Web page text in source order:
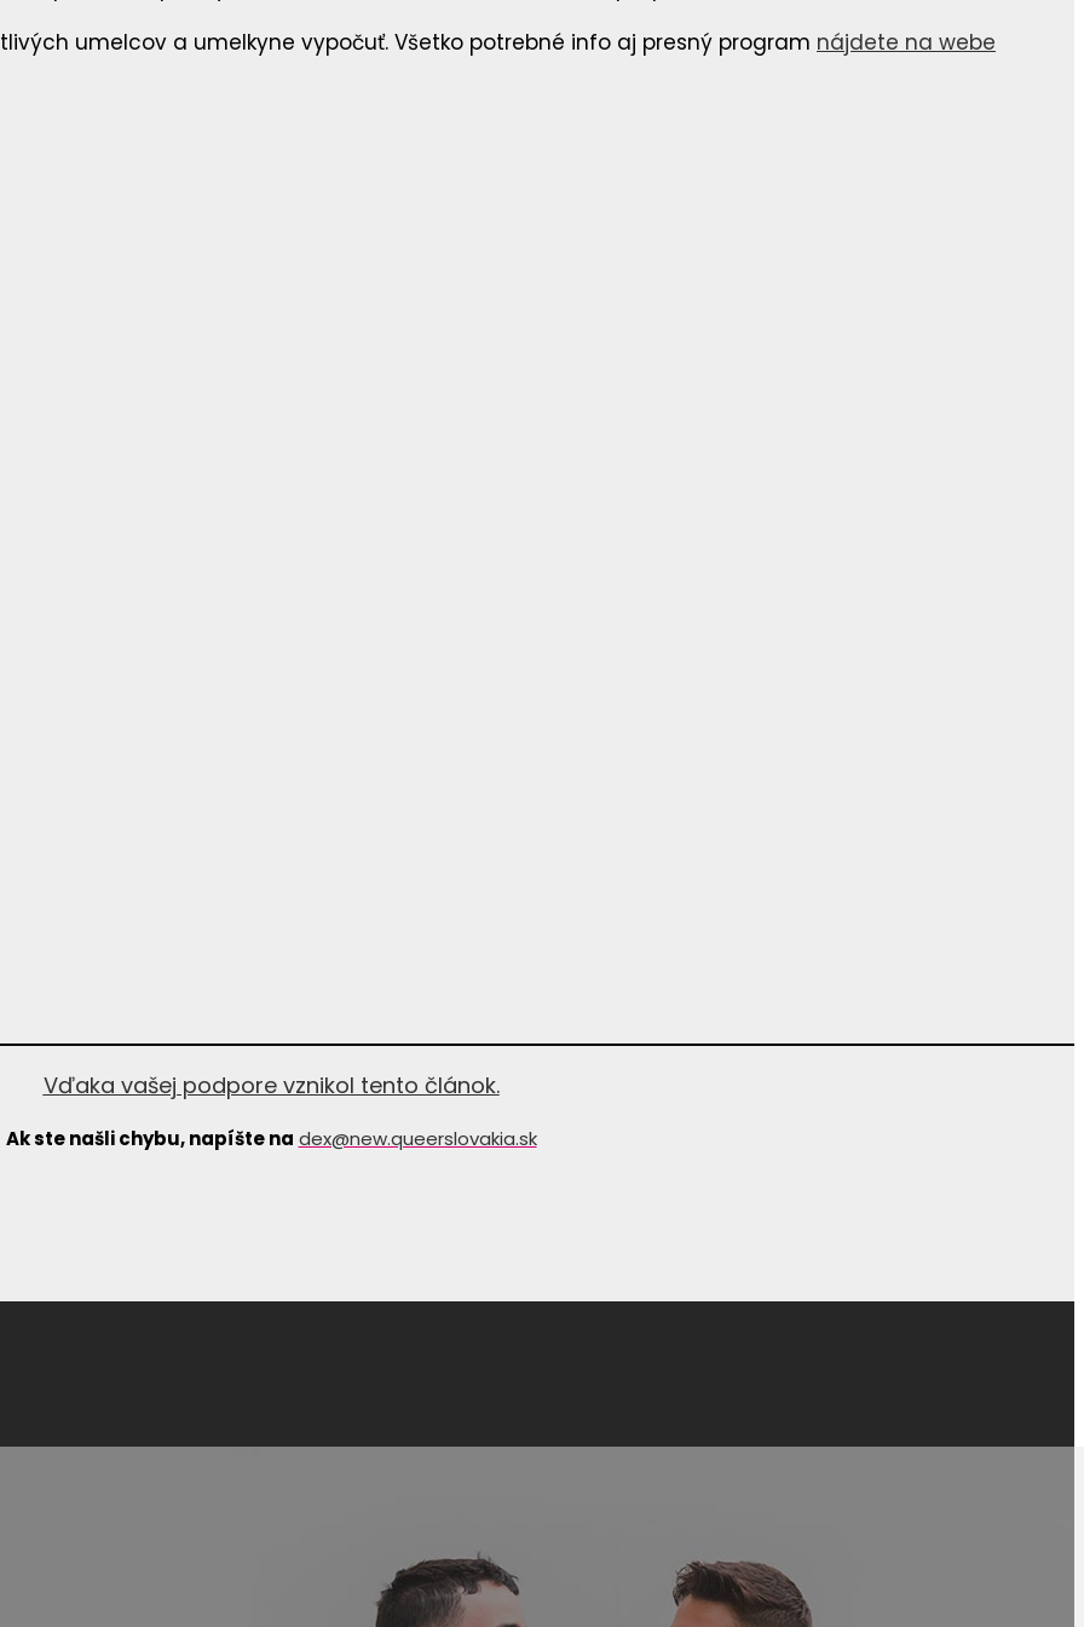
umelcov a umelkyne vypočuť. Všetko potrebné info aj presný program nájdete na webe
Vďaka vašej podpore vznikol tento článok.
Ak ste našli chybu, napíšte na dex@new.queerslovakia.sk